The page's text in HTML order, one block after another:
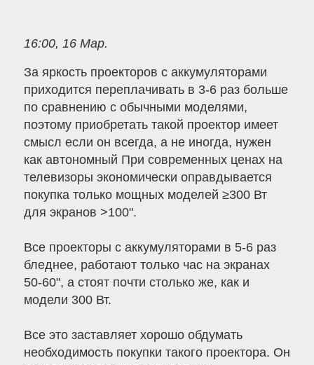
16:00, 16 Мар.
За яркость проекторов с аккумуляторами
приходится переплачивать в 3-6 раз больше
по сравнению с обычными моделями,
поэтому приобретать такой проектор имеет
смысл если он всегда, а не иногда, нужен
как автономный При современных ценах на
телевизоры экономически оправдывается
покупка только мощных моделей ≥300 Вт
для экранов >100".
Все проекторы с аккумуляторами в 5-6 раз
бледнее, работают только час на экранах
50-60", а стоят почти столько же, как и
модели 300 Вт.
Все это заставляет хорошо обдумать
необходимость покупки такого проектора. Он